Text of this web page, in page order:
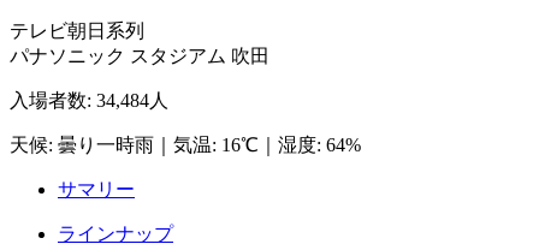
テレビ朝日系列
パナソニック スタジアム 吹田
入場者数: 34,484人
天候: 曇り一時雨 気温: 16℃ 湿度: 64%
サマリー
ラインナップ